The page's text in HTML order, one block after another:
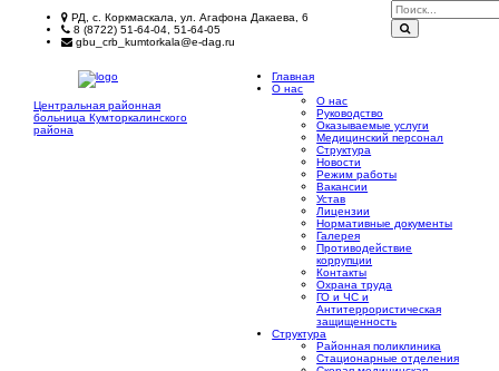
РД, с. Коркмаскала, ул. Агафона Дакаева, 6
8 (8722) 51-64-04, 51-64-05
gbu_crb_kumtorkala@e-dag.ru
Центральная районная
больница Кумторкалинского
района
Главная
О нас
О нас
Руководство
Оказываемые услуги
Медицинский персонал
Структура
Новости
Режим работы
Вакансии
Устав
Лицензии
Нормативные документы
Галерея
Противодействие
коррупции
Контакты
Охрана труда
ГО и ЧС и
Антитеррористическая
защищенность
Структура
Районная поликлиника
Стационарные отделения